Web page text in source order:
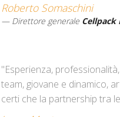
Roberto Somaschini
Direttore generale Cellpack
"Esperienza,
team, giovane e dinamico,
certi che la partnership tra